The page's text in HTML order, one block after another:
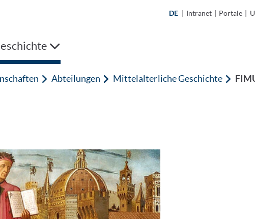
DE | Intranet | Portale |
Abteilungen Mittelalterliche Geschichte